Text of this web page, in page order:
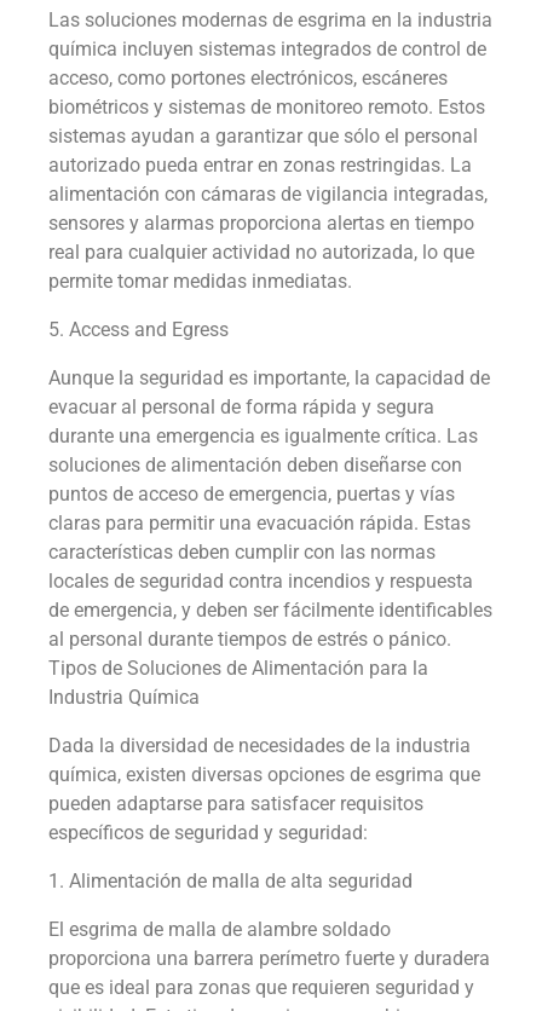
Las soluciones modernas de esgrima en la industria
química incluyen sistemas integrados de control de
acceso, como portones electrónicos, escáneres
biométricos y sistemas de monitoreo remoto. Estos
sistemas ayudan a garantizar que sólo el personal
autorizado pueda entrar en zonas restringidas. La
alimentación con cámaras de vigilancia integradas,
sensores y alarmas proporciona alertas en tiempo
real para cualquier actividad no autorizada, lo que
permite tomar medidas inmediatas.
5. Access and Egress
Aunque la seguridad es importante, la capacidad de
evacuar al personal de forma rápida y segura
durante una emergencia es igualmente crítica. Las
soluciones de alimentación deben diseñarse con
puntos de acceso de emergencia, puertas y vías
claras para permitir una evacuación rápida. Estas
características deben cumplir con las normas
locales de seguridad contra incendios y respuesta
de emergencia, y deben ser fácilmente identificables
al personal durante tiempos de estrés o pánico.
Tipos de Soluciones de Alimentación para la
Industria Química
Dada la diversidad de necesidades de la industria
química, existen diversas opciones de esgrima que
pueden adaptarse para satisfacer requisitos
específicos de seguridad y seguridad:
1. Alimentación de malla de alta seguridad
El esgrima de malla de alambre soldado
proporciona una barrera perímetro fuerte y duradera
que es ideal para zonas que requieren seguridad y